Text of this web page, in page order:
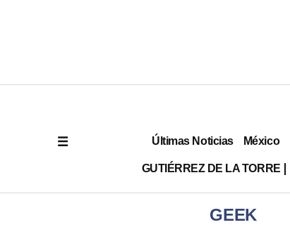
Últimas Noticias México
GUTIÉRREZ DE LA TORRE
GEEK